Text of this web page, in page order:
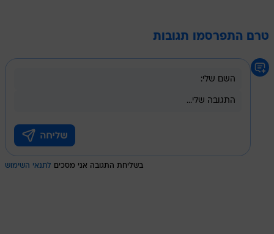
טרם התפרסמו תגובות
בשליחת התגובה אני מסכים לתנאי השימוש